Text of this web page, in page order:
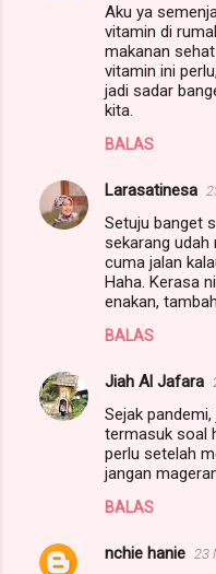
Aku ya
vitamin di
makanan
vitamin ini
jadi sadar
kita.
BALAS
Larasatinesa
Setuju banget
sekarang udah
cuma jalan
Haha. Kerasa
enakan,
BALAS
Jiah Al Jafara
Sejak
termasuk soal
perlu setelah
jangan
BALAS
nchie hanie 23